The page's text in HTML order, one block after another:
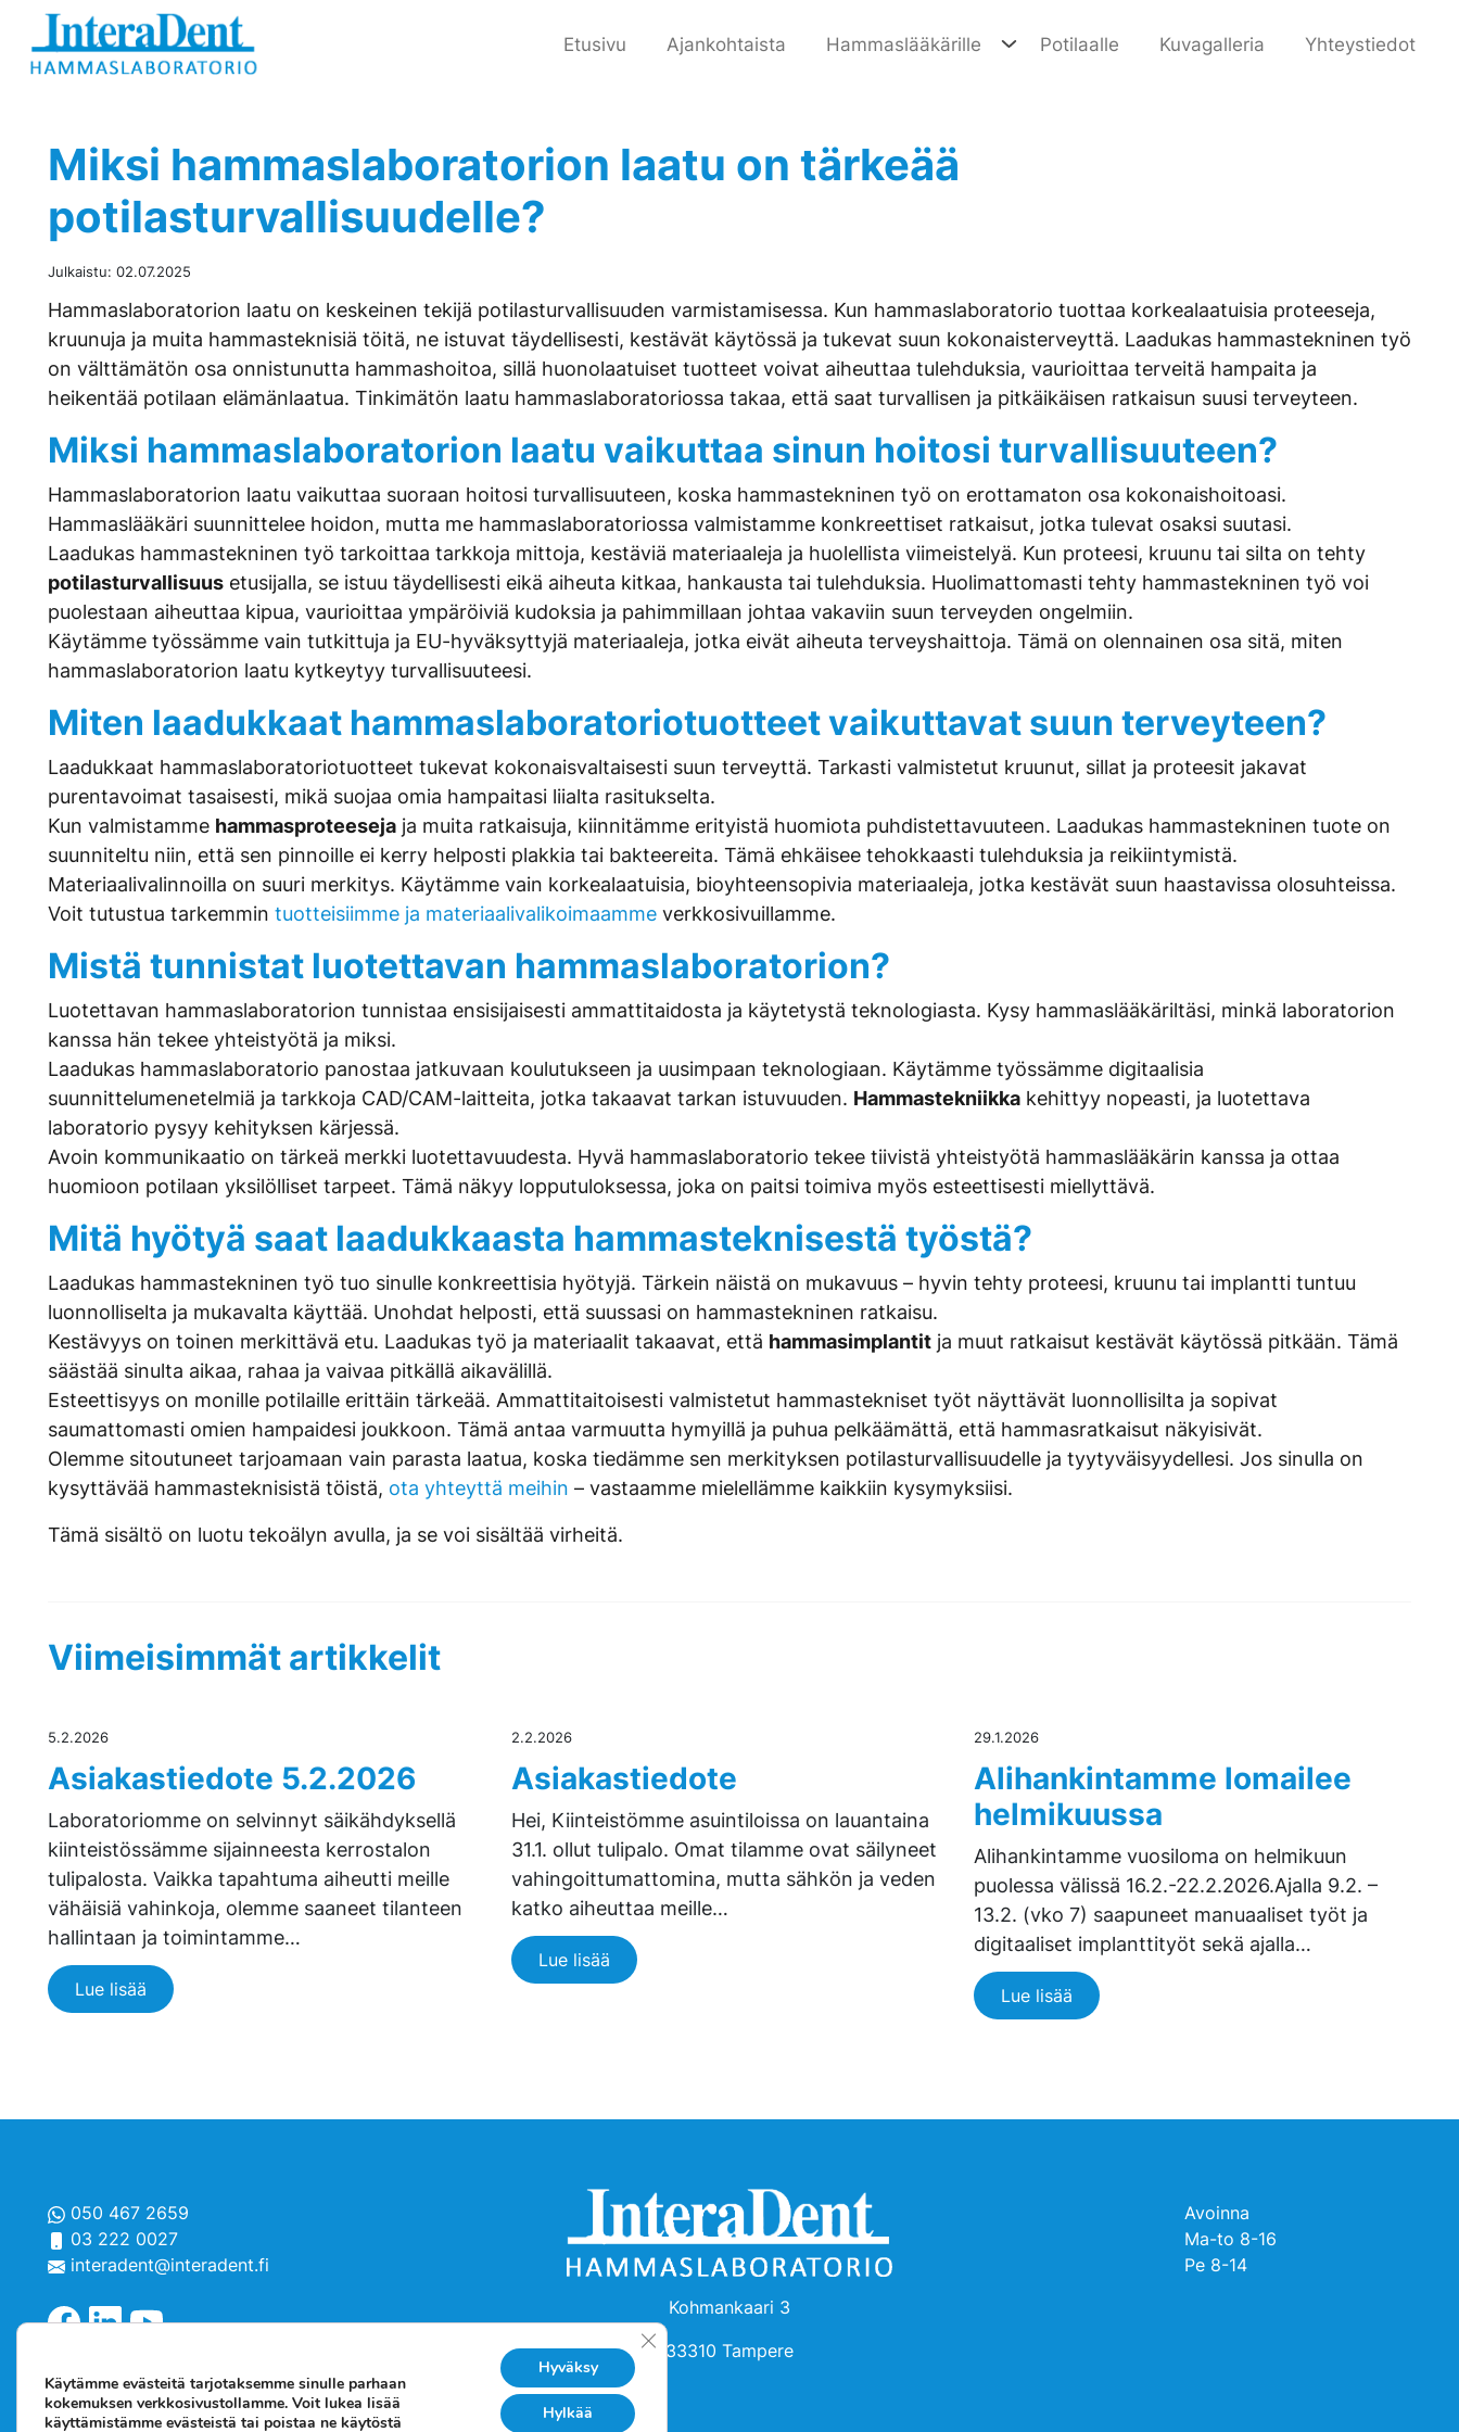
Hyppää sisältöön
Etusivu Ajankohtaista Hammaslääkärille Potilaalle Kuvagalleria Yhteystiedot
Miksi hammaslaboratorion laatu on tärkeää
potilasturvallisuudelle?
Julkaistu: 02.07.2025
Hammaslaboratorion laatu on keskeinen tekijä potilasturvallisuuden varmistamisessa. Kun hammaslaboratorio tuottaa korkealaatuisia proteeseja,
kruunuja ja muita hammasteknisiä töitä, ne istuvat täydellisesti, kestävät käytössä ja tukevat suun kokonaisterveyttä. Laadukas hammastekninen työ
on välttämätön osa onnistunutta hammashoitoa, sillä huonolaatuiset tuotteet voivat aiheuttaa tulehduksia, vaurioittaa terveitä hampaita ja
heikentää potilaan elämänlaatua. Tinkimätön laatu hammaslaboratoriossa takaa, että saat turvallisen ja pitkäikäisen ratkaisun suusi terveyteen.
Miksi hammaslaboratorion laatu vaikuttaa sinun hoitosi turvallisuuteen?
Hammaslaboratorion laatu vaikuttaa suoraan hoitosi turvallisuuteen, koska hammastekninen työ on erottamaton osa kokonaishoitoasi.
Hammaslääkäri suunnittelee hoidon, mutta me hammaslaboratoriossa valmistamme konkreettiset ratkaisut, jotka tulevat osaksi suutasi.
Laadukas hammastekninen työ tarkoittaa tarkkoja mittoja, kestäviä materiaaleja ja huolellista viimeistelyä. Kun proteesi, kruunu tai silta on tehty
potilasturvallisuus etusijalla, se istuu täydellisesti eikä aiheuta kitkaa, hankausta tai tulehduksia. Huolimattomasti tehty hammastekninen työ voi
puolestaan aiheuttaa kipua, vaurioittaa ympäröiviä kudoksia ja pahimmillaan johtaa vakaviin suun terveyden ongelmiin.
Käytämme työssämme vain tutkittuja ja EU-hyväksyttyjä materiaaleja, jotka eivät aiheuta terveyshaittoja. Tämä on olennainen osa sitä, miten
hammaslaboratorion laatu kytkeytyy turvallisuuteesi.
Miten laadukkaat hammaslaboratoriotuotteet vaikuttavat suun terveyteen?
Laadukkaat hammaslaboratoriotuotteet tukevat kokonaisvaltaisesti suun terveyttä. Tarkasti valmistetut kruunut, sillat ja proteesit jakavat
purentavoimat tasaisesti, mikä suojaa omia hampaitasi liialta rasitukselta.
Kun valmistamme hammasproteeseja ja muita ratkaisuja, kiinnitämme erityistä huomiota puhdistettavuuteen. Laadukas hammastekninen tuote on
suunniteltu niin, että sen pinnoille ei kerry helposti plakkia tai bakteereita. Tämä ehkäisee tehokkaasti tulehduksia ja reikiintymistä.
Materiaalivalinnoilla on suuri merkitys. Käytämme vain korkealaatuisia, bioyhteensopivia materiaaleja, jotka kestävät suun haastavissa olosuhteissa.
Voit tutustua tarkemmin tuotteisiimme ja materiaalivalikoimaamme verkkosivuillamme.
Mistä tunnistat luotettavan hammaslaboratorion?
Luotettavan hammaslaboratorion tunnistaa ensisijaisesti ammattitaidosta ja käytetystä teknologiasta. Kysy hammaslääkäriltäsi, minkä laboratorion
kanssa hän tekee yhteistyötä ja miksi.
Laadukas hammaslaboratorio panostaa jatkuvaan koulutukseen ja uusimpaan teknologiaan. Käytämme työssämme digitaalisia
suunnittelumenetelmiä ja tarkkoja CAD/CAM-laitteita, jotka takaavat tarkan istuvuuden. Hammastekniikka kehittyy nopeasti, ja luotettava
laboratorio pysyy kehityksen kärjessä.
Avoin kommunikaatio on tärkeä merkki luotettavuudesta. Hyvä hammaslaboratorio tekee tiivistä yhteistyötä hammaslääkärin kanssa ja ottaa
huomioon potilaan yksilölliset tarpeet. Tämä näkyy lopputuloksessa, joka on paitsi toimiva myös esteettisesti miellyttävä.
Mitä hyötyä saat laadukkaasta hammasteknisestä työstä?
Laadukas hammastekninen työ tuo sinulle konkreettisia hyötyjä. Tärkein näistä on mukavuus – hyvin tehty proteesi, kruunu tai implantti tuntuu
luonnolliselta ja mukavalta käyttää. Unohdat helposti, että suussasi on hammastekninen ratkaisu.
Kestävyys on toinen merkittävä etu. Laadukas työ ja materiaalit takaavat, että hammasimplantit ja muut ratkaisut kestävät käytössä pitkään. Tämä
säästää sinulta aikaa, rahaa ja vaivaa pitkällä aikavälillä.
Esteettisyys on monille potilaille erittäin tärkeää. Ammattitaitoisesti valmistetut hammastekniset työt näyttävät luonnollisilta ja sopivat
saumattomasti omien hampaidesi joukkoon. Tämä antaa varmuutta hymyillä ja puhua pelkäämättä, että hammasratkaisut näkyisivät.
Olemme sitoutuneet tarjoamaan vain parasta laatua, koska tiedämme sen merkityksen potilasturvallisuudelle ja tyytyväisyydellesi. Jos sinulla on
kysyttävää hammasteknisistä töistä, ota yhteyttä meihin – vastaamme mielellämme kaikkiin kysymyksiisi.
Tämä sisältö on luotu tekoälyn avulla, ja se voi sisältää virheitä.
Viimeisimmät artikkelit
5.2.2026
Asiakastiedote 5.2.2026
Laboratoriomme on selvinnyt säikähdyksellä
kiinteistössämme sijainneesta kerrostalon
tulipalosta. Vaikka tapahtuma aiheutti meille
vähäisiä vahinkoja, olemme saaneet tilanteen
hallintaan ja toimintamme…
Lue lisää
2.2.2026
Asiakastiedote
Hei, Kiinteistömme asuintiloissa on lauantaina
31.1. ollut tulipalo. Omat tilamme ovat säilyneet
vahingoittumattomina, mutta sähkön ja veden
katko aiheuttaa meille…
Lue lisää
29.1.2026
Alihankintamme lomailee
helmikuussa
Alihankintamme vuosiloma on helmikuun
puolessa välissä 16.2.-22.2.2026.Ajalla 9.2. –
13.2. (vko 7) saapuneet manuaaliset työt ja
digitaaliset implanttityöt sekä ajalla…
Lue lisää
050 467 2659
03 222 0027
interadent@interadent.fi
Kohmankaari 3
33310 Tampere
Avoinna
Ma-to 8-16
Pe 8-14
Käytämme evästeitä tarjotaksemme sinulle parhaan
kokemuksen verkkosivustollamme. Voit lukea lisää
käyttämistämme evästeistä tai poistaa ne käytöstä
Hyväksy
Hylkää
Sulje evästebanneri